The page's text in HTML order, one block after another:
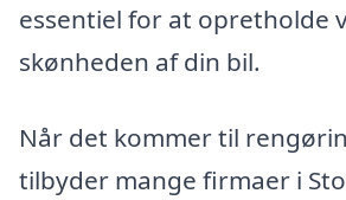
essentiel for at opretholde
skønheden af din bil.
Når det kommer til
tilbyder mange firmaer i